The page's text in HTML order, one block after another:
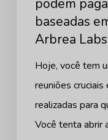
nuvem
Arbrea
podem
baseadas
Arbrea
Hoje, você tem
reuniões
realizadas para
Você tenta abrir